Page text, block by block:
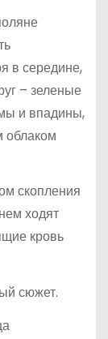
в середине,
– зеленые
и впадины,
облаком
скопления
ходят
кровь
сюжет.